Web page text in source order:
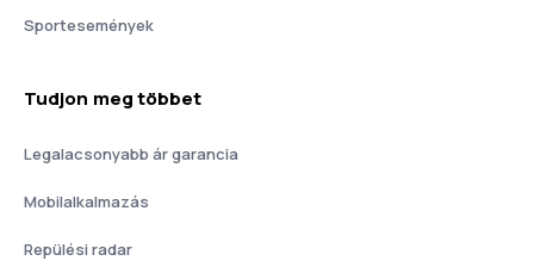
Sportesemények
Tudjon meg többet
Legalacsonyabb ár garancia
Mobilalkalmazás
Repülési radar